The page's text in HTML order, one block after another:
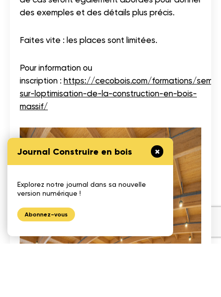
Journal Construire en bois
Explorez notre journal dans sa nouvelle
version numérique !
Abonnez-vous
des exemples et des détails plus précis.
Faites vite : les places sont limitées.
Pour information ou
inscription : https://cecobois.com/formations/
sur-loptimisation-de-la-construction-en-bois-
massif/